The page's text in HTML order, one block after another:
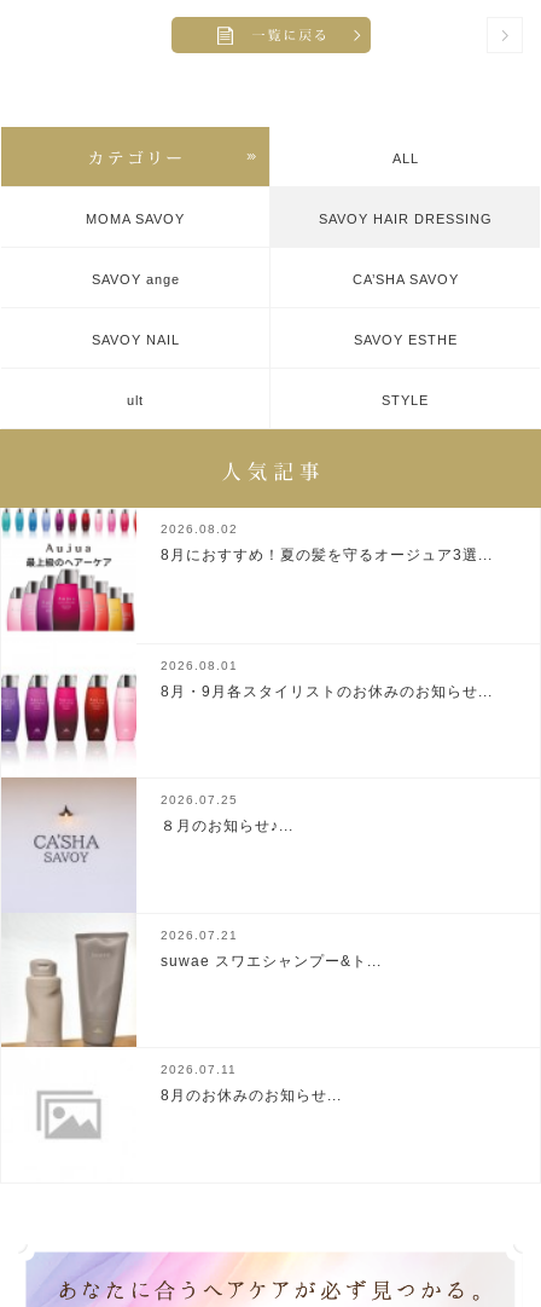
ALL
MOMA SAVOY SAVOY HAIR DRESSING
SAVOY ange CA’SHA SAVOY
SAVOY NAIL SAVOY ESTHE
ult STYLE
2026.08.02
8月におすすめ！夏の髪を守るオージュア3選...
2026.08.01
8月・9月各スタイリストのお休みのお知らせ...
2026.07.25
８月のお知らせ♪...
2026.07.21
suwae スワエシャンプー&ト...
2026.07.11
8月のお休みのお知らせ...